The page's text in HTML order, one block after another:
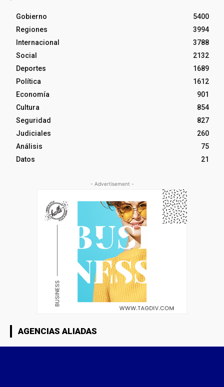
Gobierno
5400
Regiones
3994
Internacional
3788
Social
2132
Deportes
1689
Política
1612
Economía
901
Cultura
854
Seguridad
827
Judiciales
260
Análisis
75
Datos
21
- Advertisement -
AGENCIAS ALIADAS